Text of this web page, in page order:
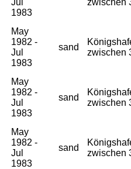
Jul
1983
zwischen
May
1982 -
Jul
1983
sand
zwischen
May
1982 -
Jul
1983
sand
zwischen
May
1982 -
Jul
1983
sand
zwischen